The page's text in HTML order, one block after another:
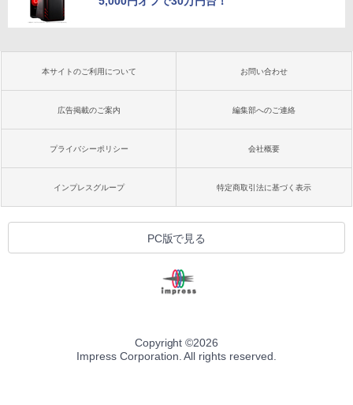
本サイトのご利用について お問い合わせ
広告掲載のご案内 編集部へのご連絡
プライバシーポリシー 会社概要
インプレスグループ 特定商取引法に基づく表示
PC版で見る
Copyright ©2026
Impress Corporation. All rights reserved.